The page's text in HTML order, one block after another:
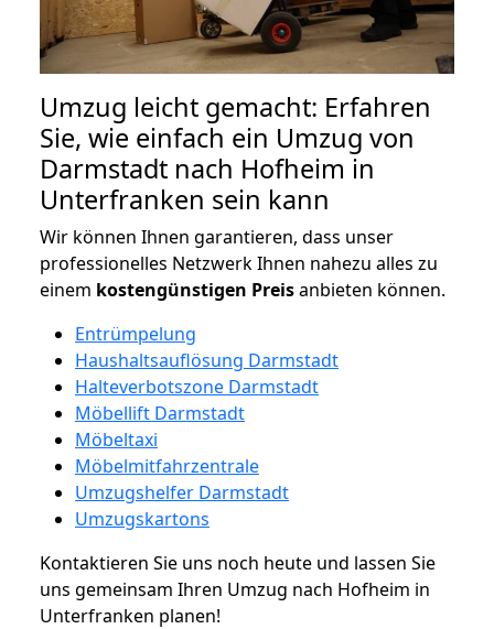
Umzug leicht gemacht: Erfahren
Sie, wie einfach ein Umzug von
Darmstadt nach Hofheim in
Unterfranken sein kann
Wir können Ihnen garantieren, dass unser
professionelles Netzwerk Ihnen nahezu alles zu
einem kostengünstigen Preisanbieten können.
Entrümpelung
Haushaltsauflösung Darmstadt
Halteverbotszone Darmstadt
Möbellift Darmstadt
Möbeltaxi
Möbelmitfahrzentrale
Umzugshelfer Darmstadt
Umzugskartons
Kontaktieren Sie uns noch heute und lassen Sie
uns gemeinsam Ihren Umzug nach Hofheim in
Unterfranken planen!